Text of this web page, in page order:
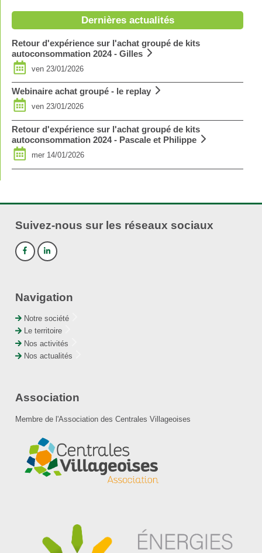
Dernières actualités
Retour d'expérience sur l'achat groupé de kits
autoconsommation 2024 - Gilles
ven 23/01/2026
Webinaire achat groupé - le replay
ven 23/01/2026
Retour d'expérience sur l'achat groupé de kits
autoconsommation 2024 - Pascale et Philippe
mer 14/01/2026
Suivez-nous sur les réseaux sociaux
Navigation
Notre société
Le territoire
Nos activités
Nos actualités
Association
Membre de l'Association des Centrales Villageoises